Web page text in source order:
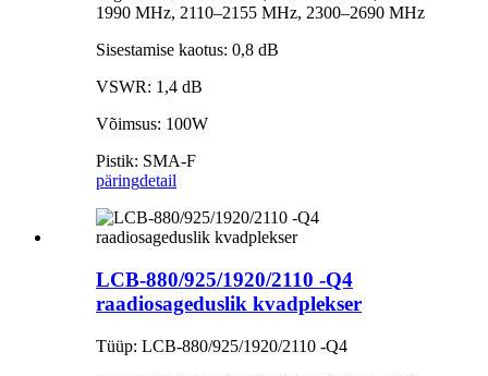
1990 MHz, 2110–2155 MHz, 2300–2690 MHz
Sisestamise kaotus: 0,8 dB
VSWR: 1,4 dB
Võimsus: 100W
Pistik: SMA-F
päringdetail
LCB-880/925/1920/2110 -Q4
raadiosageduslik kvadplekser
Tüüp: LCB-880/925/1920/2110 -Q4